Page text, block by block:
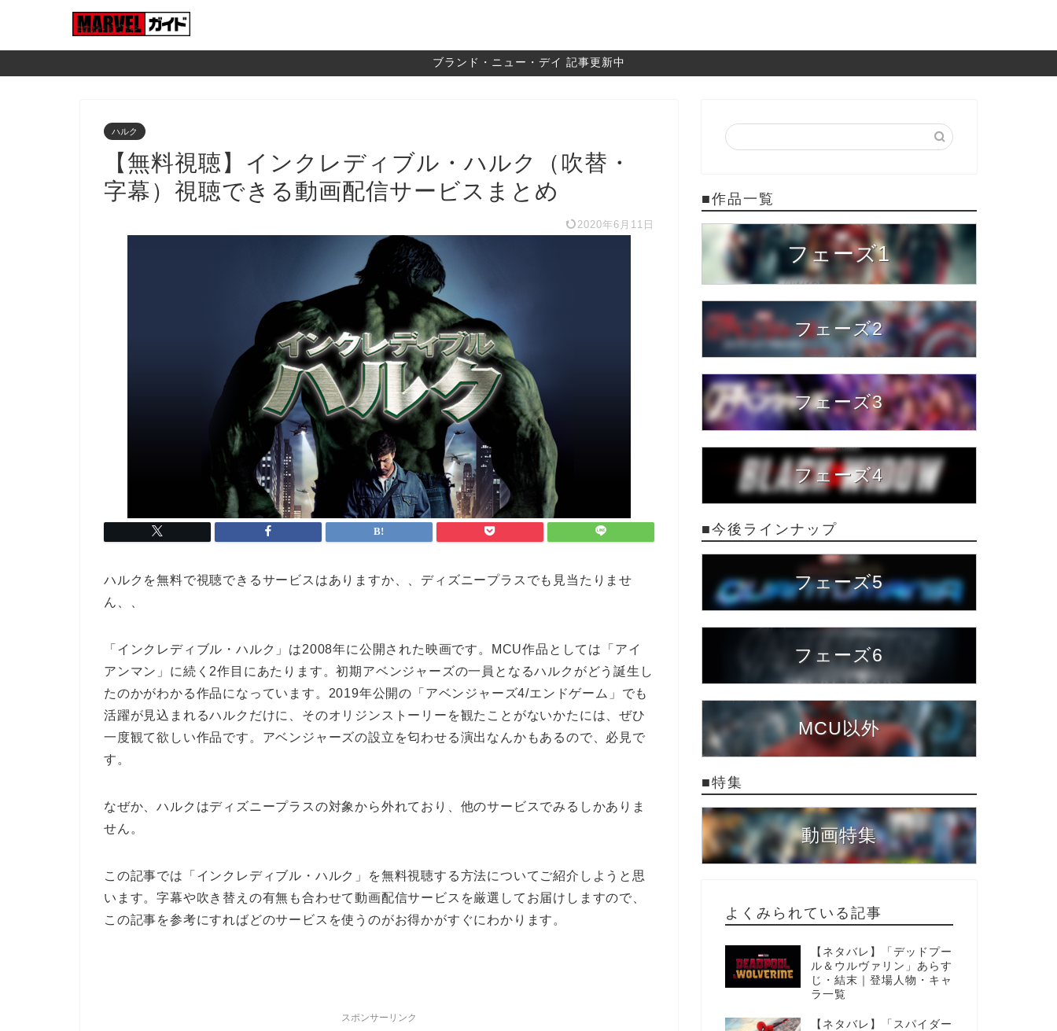
ブランド・ニュー・デイ 記事更新中
ハルク
【無料視聴】インクレディブル・ハルク（吹替・
字幕）視聴できる動画配信サービスまとめ
2020年6月11日
ハルクを無料で視聴できるサービスはありますか、、ディズニープラスでも見当たりませ
ん、、
「インクレディブル・ハルク」は2008年に公開された映画です。MCU作品としては「アイ
アンマン」に続く2作目にあたります。初期アベンジャーズの一員となるハルクがどう誕生し
たのかがわかる作品になっています。2019年公開の「アベンジャーズ4/エンドゲーム」でも
活躍が見込まれるハルクだけに、そのオリジンストーリーを観たことがないかたには、ぜひ
一度観て欲しい作品です。アベンジャーズの設立を匂わせる演出なんかもあるので、必見で
す。
なぜか、ハルクはディズニープラスの対象から外れており、他のサービスでみるしかありま
せん。
この記事では「インクレディブル・ハルク」を無料視聴する方法についてご紹介しようと思
います。字幕や吹き替えの有無も合わせて動画配信サービスを厳選してお届けしますので、
この記事を参考にすればどのサービスを使うのがお得かがすぐにわかります。
スポンサーリンク
■作品一覧
フェーズ1
フェーズ2
フェーズ3
フェーズ4
■今後ラインナップ
フェーズ5
フェーズ6
MCU以外
■特集
動画特集
よくみられている記事
【ネタバレ】「デッドプー
ル＆ウルヴァリン」あらす
じ・結末｜登場人物・キャ
ラ一覧
【ネタバレ】「スパイダー